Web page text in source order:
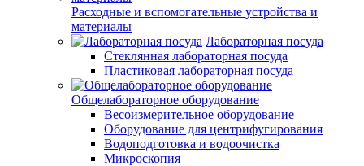
Расходные и вспомогательные устройства и
материалы
Лабораторная посуда
Стеклянная лабораторная посуда
Пластиковая лабораторная посуда
Общелабораторное оборудование
Весоизмерительное оборудование
Оборудование для центрифугирования
Водоподготовка и водоочистка
Микроскопия